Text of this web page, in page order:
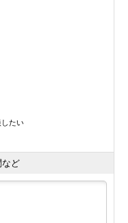
たい
など